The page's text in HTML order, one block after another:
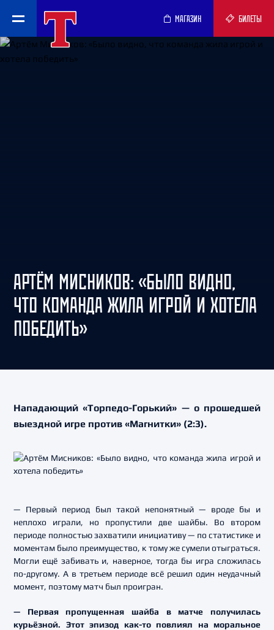
МАГАЗИН БИЛЕТЫ
АРТЁМ МИСНИКОВ: «БЫЛО ВИДНО,
ЧТО КОМАНДА ЖИЛА ИГРОЙ И ХОТЕЛА
ПОБЕДИТЬ»
Нападающий «Торпедо-Горький» — о прошедшей
выездной игре против «Магнитки» (2:3).
— Первый период был такой непонятный — вроде бы и
неплохо играли, но пропустили две шайбы. Во втором
периоде полностью захватили инициативу — по статистике и
моментам было преимущество, к тому же сумели отыграться.
Могли ещё забивать и, наверное, тогда бы игра сложилась
по-другому. А в третьем периоде всё решил один неудачный
момент, поэтому матч был проигран.
— Первая пропущенная шайба в матче получилась
курьёзной. Этот эпизод как-то повлиял на моральное